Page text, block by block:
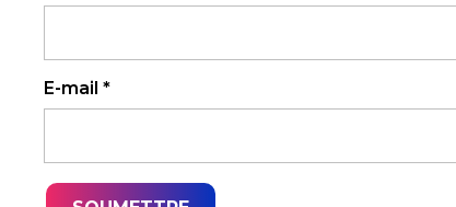
E-mail *